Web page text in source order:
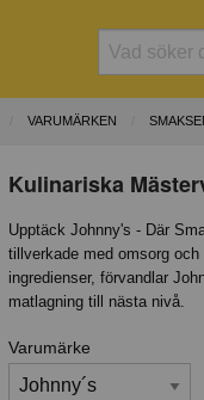
VARUMÄRKEN
Kulinariska
Upptäck Johnny's - Där
tillverkade med omsorg
ingredienser, förvandlar
matlagning till nästa nivå.
Varumärke